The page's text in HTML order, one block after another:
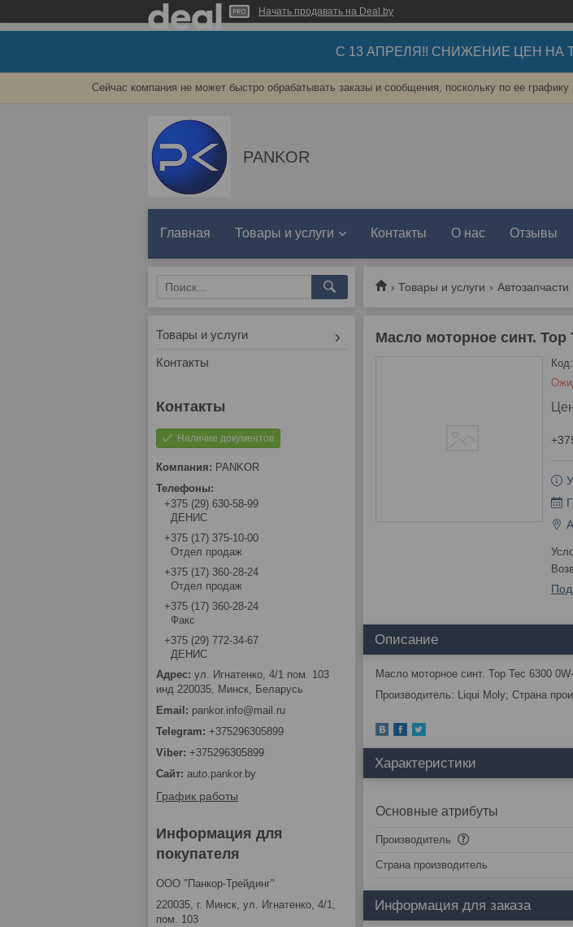
Начать продавать на Deal.by
С 13 АПРЕЛЯ!! СНИЖЕНИЕ ЦЕН НА
Сейчас компания не может быстро обрабатывать заказы и сообщения, поскольку по ее
PANKOR
Главная Товары и услуги Контакты О нас Отзывы
Товары и услуги Автозапчасти
Масло моторное синт. Top
Код:
Описание
Масло моторное синт. Top Tec 6300
Производитель: Liqui Moly; Страна
Характеристики
Основные атрибуты
Производитель
Страна производитель
Информация для заказа
Товары и услуги
Контакты
Наличие документов
PANKOR
+375 (29) 630-58-99
ДЕНИС
+375 (17) 375-10-00
Отдел продаж
+375 (17) 360-28-24
Отдел продаж
+375 (17) 360-28-24
Факс
+375 (29) 772-34-67
ДЕНИС
ул. Игнатенко, 4/1 пом. 103
инд 220035, Минск, Беларусь
pankor.info@mail.ru
+375296305899
+375296305899
auto.pankor.by
График работы
Информация для
покупателя
ООО "Панкор-Трейдинг"
220035, г. Минск, ул. Игнатенко, 4/1,
пом. 103